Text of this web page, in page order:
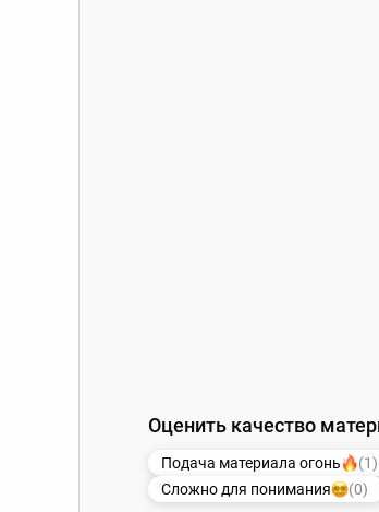
Оценить качество
Подача материала огонь (1)
Сложно для понимания
(0)